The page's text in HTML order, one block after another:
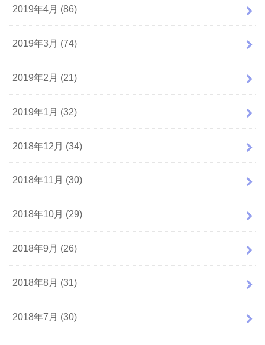
2019年4月 (86)
2019年3月 (74)
2019年2月 (21)
2019年1月 (32)
2018年12月 (34)
2018年11月 (30)
2018年10月 (29)
2018年9月 (26)
2018年8月 (31)
2018年7月 (30)